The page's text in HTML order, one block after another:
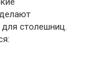
столешниц.